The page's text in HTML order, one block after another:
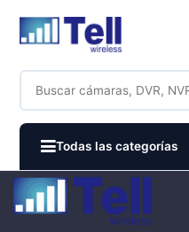
Todas las categorías